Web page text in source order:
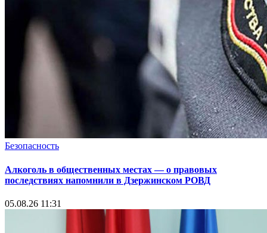
Безопасность
Алкоголь в общественных местах — о правовых
последствиях напомнили в Дзержинском РОВД
05.08.26 11:31